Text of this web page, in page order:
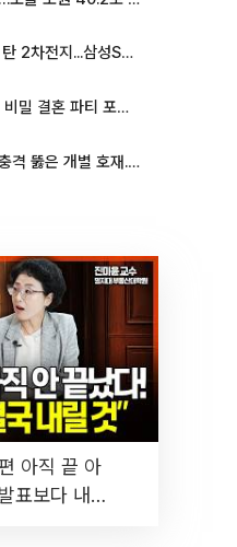
[특징주] 반도체 온기 탄 2차전지...삼성SDI, 장 초반 7% 넘게 껑충
톰 홀랜드♥젠데이아, 비밀 결혼 파티 포착⋯호텔 대관비만 9억
[증시키워드] 반도체 충격 뚫은 개별 호재...포스코퓨처엠·에코프로·한화솔루션 '눈길'
아직 끝 아
표보다 내릴